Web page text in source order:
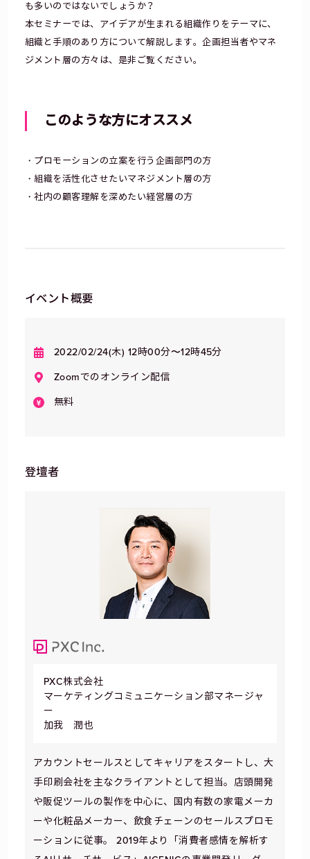
も多いのではないでしょうか？
本セミナーでは、アイデアが生まれる組織作りをテーマに、
組織と手順のあり方について解説します。企画担当者やマネ
ジメント層の方々は、是非ご覧ください。
このような方にオススメ
・プロモーションの立案を行う企画部門の方
・組織を活性化させたいマネジメント層の方
・社内の顧客理解を深めたい経営層の方
イベント概要
2022/02/24(木) 12時00分〜12時45分
Zoomでのオンライン配信
無料
登壇者
PXC株式会社
マーケティングコミュニケーション部マネージャ
ー
加我 潤也
アカウントセールスとしてキャリアをスタートし、大
手印刷会社を主なクライアントとして担当。店頭開発
や販促ツールの製作を中心に、国内有数の家電メーカ
ーや化粧品メーカー、飲食チェーンのセールスプロモ
ーションに従事。 2019年より「消費者感情を解析す